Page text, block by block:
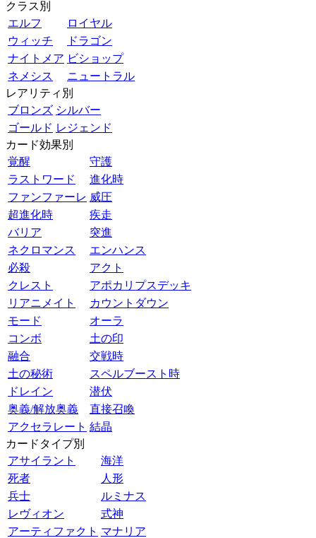
クラス別
エルフ
ロイヤル
ウィッチ
ドラゴン
ナイトメア ビショップ
ネメシス
ニュートラル
レアリティ別
ブロンズ シルバー
ゴールド レジェンド
カード効果別
覚醒
守護
ラストワード
進化時
ファンファーレ 威圧
超進化時
疾走
バリア
突進
ネクロマンス
エンハンス
必殺
アクト
クレスト
アポカリプスデッキ
リアニメイト
カウントダウン
モード
オーラ
コンボ
土の印
融合
交戦時
土の秘術
スペルブースト時
ドレイン
潜伏
奥義/解放奥義
直接召喚
アクセラレート 結晶
カードタイプ別
アサイラント
海洋
死者
人形
兵士
ルミナス
レヴィオン
式神
アーティファクト マナリア